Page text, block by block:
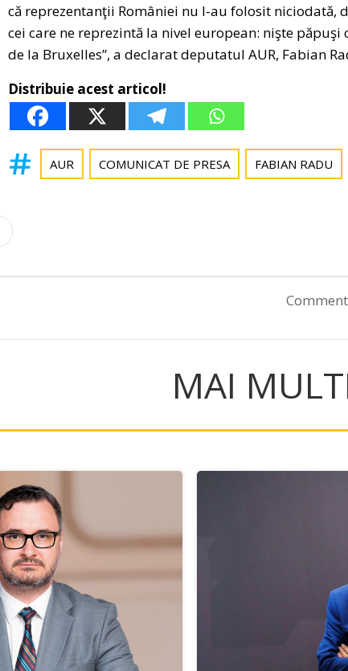
că reprezentanţii României nu l-au folosit niciodată,
cei care ne reprezintă la nivel european: nişte
de la Bruxelles”, a declarat deputatul AUR, Fabian
Distribuie acest articol!
AUR COMUNICAT DE PRESA FABIAN RADU
MAI